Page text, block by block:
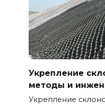
Укрепление
методы и
Укрепление